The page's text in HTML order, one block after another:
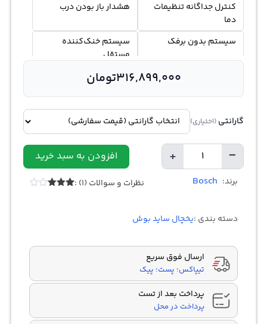
کنترل جداگانه تنظیمات
دما
هشدار باز بودن درب
سیستم بدون برفک
سیستم‌ خنک‌کننده
مستقل
316,899,000تومان
گارانتی (اختیاری)
−
تعداد + افزودن به سبد خرید
برند: Bosch نظرات و سوالات (1) :
دسته بندی :یخچال ساید بوش
ارسال فوق سریع
تیپاکس؛ پست؛ پیک
پرداخت بعد از تست
پرداخت در محل